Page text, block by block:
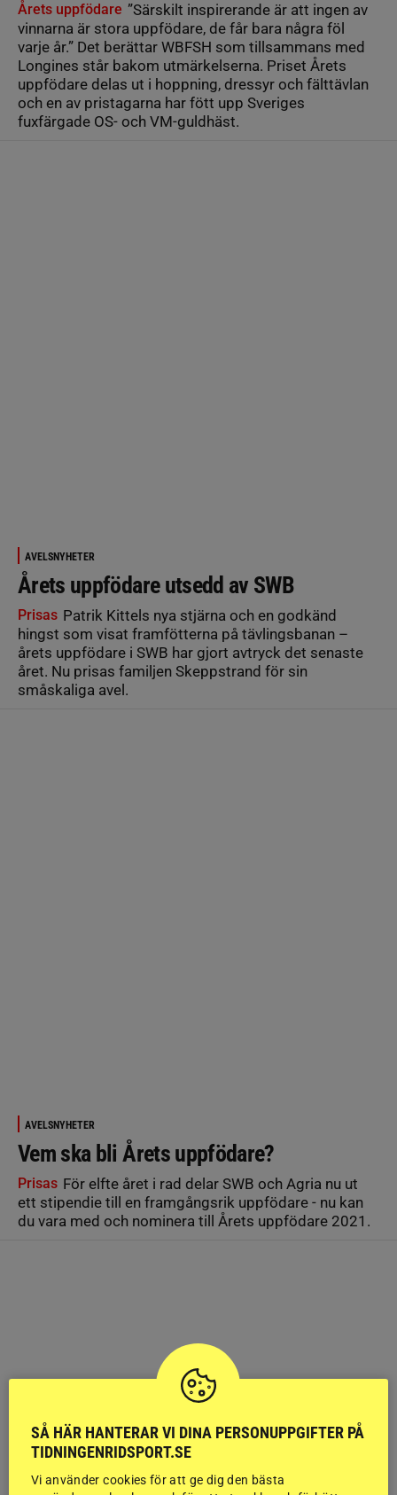
Årets uppfödare ”Särskilt inspirerande är att ingen av
vinnarna är stora uppfödare, de får bara några föl
varje år.” Det berättar WBFSH som tillsammans med
Longines står bakom utmärkelserna. Priset Årets
uppfödare delas ut i hoppning, dressyr och fälttävlan
och en av pristagarna har fött upp Sveriges
fuxfärgade OS- och VM-guldhäst.
AVELSNYHETER
Årets uppfödare utsedd av SWB
Prisas Patrik Kittels nya stjärna och en godkänd
hingst som visat framfötterna på tävlingsbanan –
årets uppfödare i SWB har gjort avtryck det senaste
året. Nu prisas familjen Skeppstrand för sin
småskaliga avel.
AVELSNYHETER
Vem ska bli Årets uppfödare?
Prisas För elfte året i rad delar SWB och Agria nu ut
ett stipendie till en framgångsrik uppfödare - nu kan
du vara med och nominera till Årets uppfödare 2021.
SÅ HÄR HANTERAR VI DINA PERSONUPPGIFTER PÅ
TIDNINGENRIDSPORT.SE
Vi använder cookies för att ge dig den bästa